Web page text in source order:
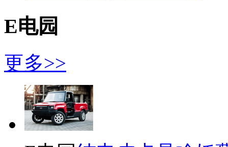
E电园
更多>>